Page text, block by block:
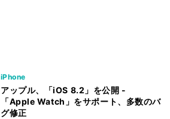
iPhone
アップル、「iOS 8.2」を公開 -
「Apple Watch」をサポート、多数のバ
グ修正